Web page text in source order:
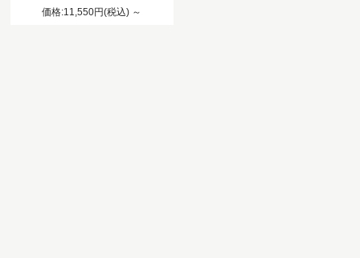
価格:11,550円(税込) ～